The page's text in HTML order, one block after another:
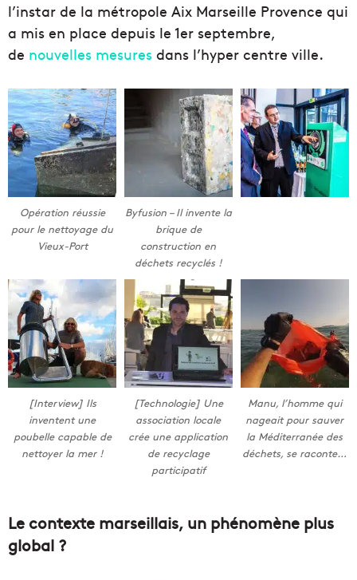
l’instar de la métropole Aix Marseille Provence qui
a mis en place depuis le 1er septembre,
de nouvelles mesures dans l’hyper centre ville.
Opération réussie
pour le nettoyage du
Vieux-Port
Byfusion – Il invente la
brique de
construction en
déchets recyclés !
[Interview] Ils
inventent une
poubelle capable de
nettoyer la mer !
[Technologie] Une
association locale
crée une application
de recyclage
participatif
Manu, l’homme qui
nageait pour sauver
la Méditerranée des
déchets, se raconte…
Le contexte marseillais, un phénomène plus
global ?